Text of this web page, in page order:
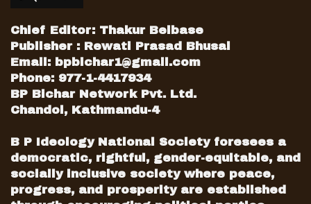
गराउन सकिन्छ कि भनेर छलफल भने सुरु गरेको छ ।
सहसचिव लामिछानेका अनुसार केही सहज गन्तव्यबाट
नियमित उडान थाल्नेबारे छलफल सुरु भएको छ । तर
नेपालले चाहेर मात्रै नियमित उडान सम्भव नहुने भएकाले
सम्बन्धित देशको नीति र विधिका आधारमा निर्णय गरिने
लामिछानेले बताए ।
गन्तव्यमा सम्भव छ। त्यहाँबाट नियमित फ्लाइट खोल्न
सकिन्छ कि भनेर छलफलमा छौं,’ उनले भने, ‘तर नेपालमै
पनि संक्रमणको दर बढ्दो क्रमममा रहेकाले निर्णय लिन
Chief Editor: Thakur Belbase
Publisher : Rewati Prasad Bhusal
Email: bpbichar1@gmail.com
Phone: 977-1-4417934
BP Bichar Network Pvt. Ltd.
Chandol, Kathmandu-4
B P Ideology National Society foresees a
democratic, rightful, gender-equitable, and
socially inclusive society where peace,
progress, and prosperity are established